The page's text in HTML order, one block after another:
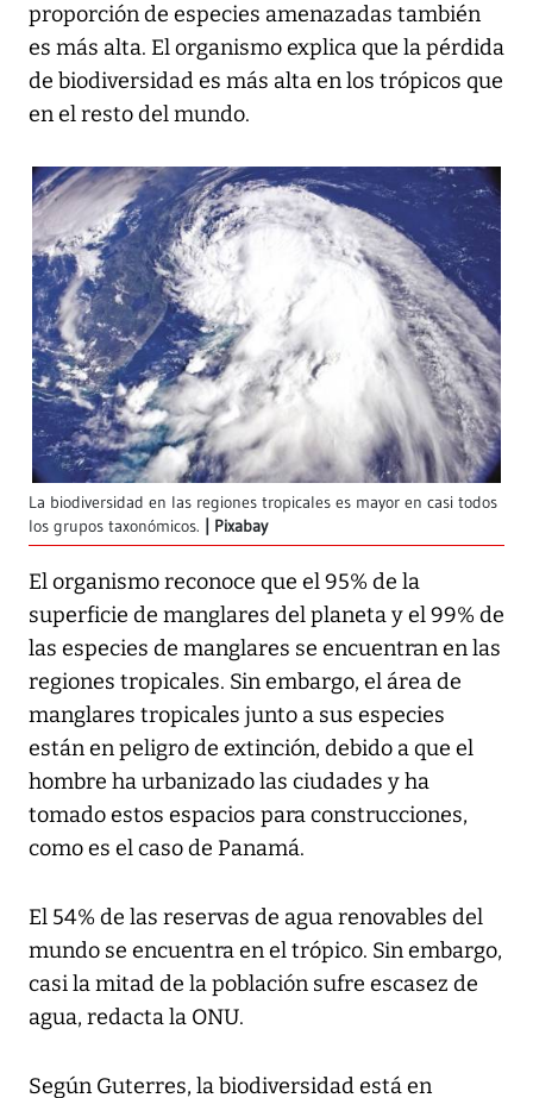
proporción de especies amenazadas también
es más alta. El organismo explica que la pérdida
de biodiversidad es más alta en los trópicos que
en el resto del mundo.
La biodiversidad en las regiones tropicales es mayor en casi todos
los grupos taxonómicos.
Pixabay
El organismo reconoce que el 95% de la
superficie de manglares del planeta y el 99% de
las especies de manglares se encuentran en las
regiones tropicales. Sin embargo, el área de
manglares tropicales junto a sus especies
están en peligro de extinción, debido a que el
hombre ha urbanizado las ciudades y ha
tomado estos espacios para construcciones,
como es el caso de Panamá.
El 54% de las reservas de agua renovables del
mundo se encuentra en el trópico. Sin embargo,
casi la mitad de la población sufre escasez de
agua, redacta la ONU.
Según Guterres, la biodiversidad está en